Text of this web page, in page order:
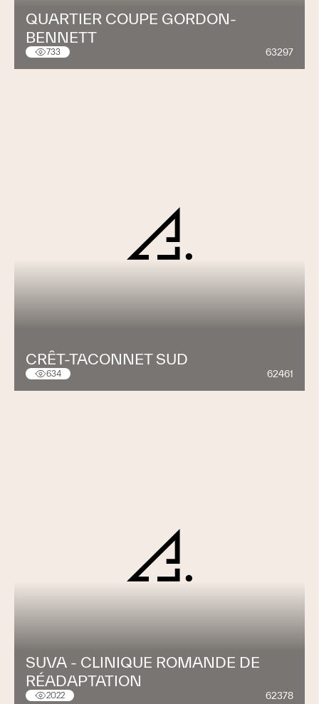
QUARTIER COUPE GORDON-
BENNETT
733 63297
CRÊT-TACONNET SUD
634 62461
SUVA - CLINIQUE ROMANDE DE
RÉADAPTATION
2022 62378